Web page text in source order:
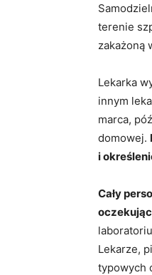
terenie
zakażoną
Lekarka
innym
marca,
domowej.
i
Cały
Lekarze,
typowych